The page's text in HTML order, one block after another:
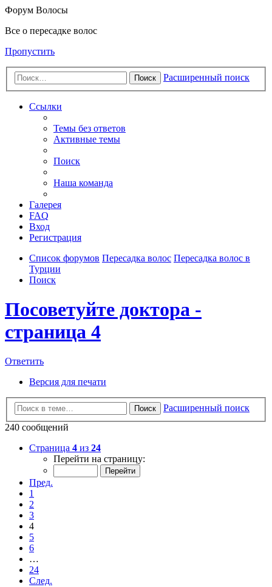
Форум Волосы
Все о пересадке волос
Пропустить
Поиск Расширенный поиск
Ссылки
Темы без ответов
Активные темы
Поиск
Наша команда
Галерея
FAQ
Вход
Регистрация
Список форумов Пересадка волос Пересадка волос в
Турции
Поиск
Посоветуйте доктора -
страница 4
Ответить
Версия для печати
Поиск
Расширенный поиск
240 сообщений
Страница 4 из 24
Перейти на страницу:
Пред.
1
2
3
4
5
6
…
24
След.